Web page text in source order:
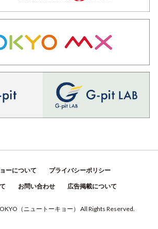
ーについて プライバシーポリシー
お問い合わせ 広告掲載について
（ ニュートーキョー ） All Rights Reserved.